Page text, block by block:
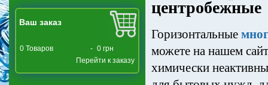
Ваш заказ
0 Товаров - 0 грн
Перейти к заказу
центробежные
Горизонтальные
можете на нашем
химически